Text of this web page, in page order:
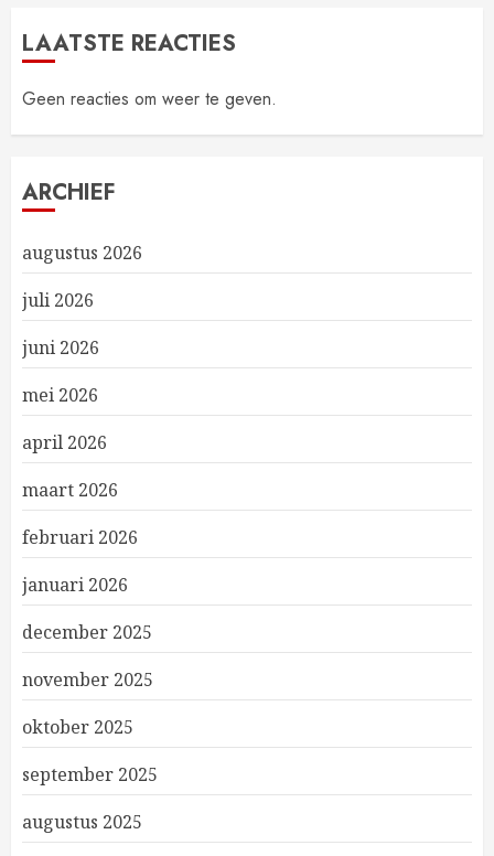
LAATSTE REACTIES
Geen reacties om weer te geven.
ARCHIEF
augustus 2026
juli 2026
juni 2026
mei 2026
april 2026
maart 2026
februari 2026
januari 2026
december 2025
november 2025
oktober 2025
september 2025
augustus 2025